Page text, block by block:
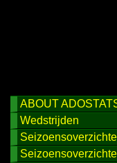
ABOUT
Wedstrijden